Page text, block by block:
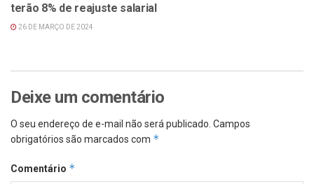
terão 8% de reajuste salarial
26 DE MARÇO DE 2024
Deixe um comentário
O seu endereço de e-mail não será publicado. Campos
obrigatórios são marcados com *
Comentário *